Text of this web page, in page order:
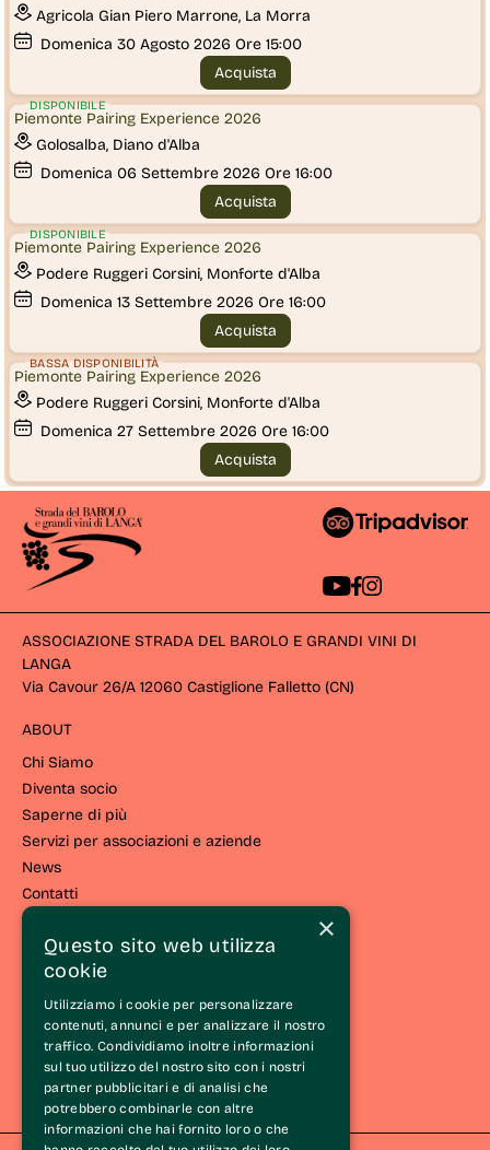
Agricola Gian Piero Marrone, La Morra
Domenica 30 Agosto 2026 Ore 15:00
Acquista
Piemonte Pairing Experience 2026
Golosalba, Diano d'Alba
Domenica 06 Settembre 2026 Ore 16:00
DISPONIBILE
Acquista
Piemonte Pairing Experience 2026
Podere Ruggeri Corsini, Monforte d'Alba
Domenica 13 Settembre 2026 Ore 16:00
DISPONIBILE
Acquista
Piemonte Pairing Experience 2026
Podere Ruggeri Corsini, Monforte d'Alba
Domenica 27 Settembre 2026 Ore 16:00
BASSA DISPONIBILITÀ
Acquista
ASSOCIAZIONE STRADA DEL BAROLO E GRANDI VINI DI
LANGA
Via Cavour 26/A 12060 Castiglione Falletto (CN)
ABOUT
Chi Siamo
Diventa socio
Saperne di più
Servizi per associazioni e aziende
News
Contatti
VIVERE EL LANGHE
Vivi la strada
Eventi e iniziative
Esperienze
Itinerari
Wine Tasting Experience®
Le Langhe
×
Questo sito web utilizza
cookie
Utilizziamo i cookie per personalizzare
contenuti, annunci e per analizzare il nostro
traffico. Condividiamo inoltre informazioni
sul tuo utilizzo del nostro sito con i nostri
partner pubblicitari e di analisi che
potrebbero combinarle con altre
informazioni che hai fornito loro o che